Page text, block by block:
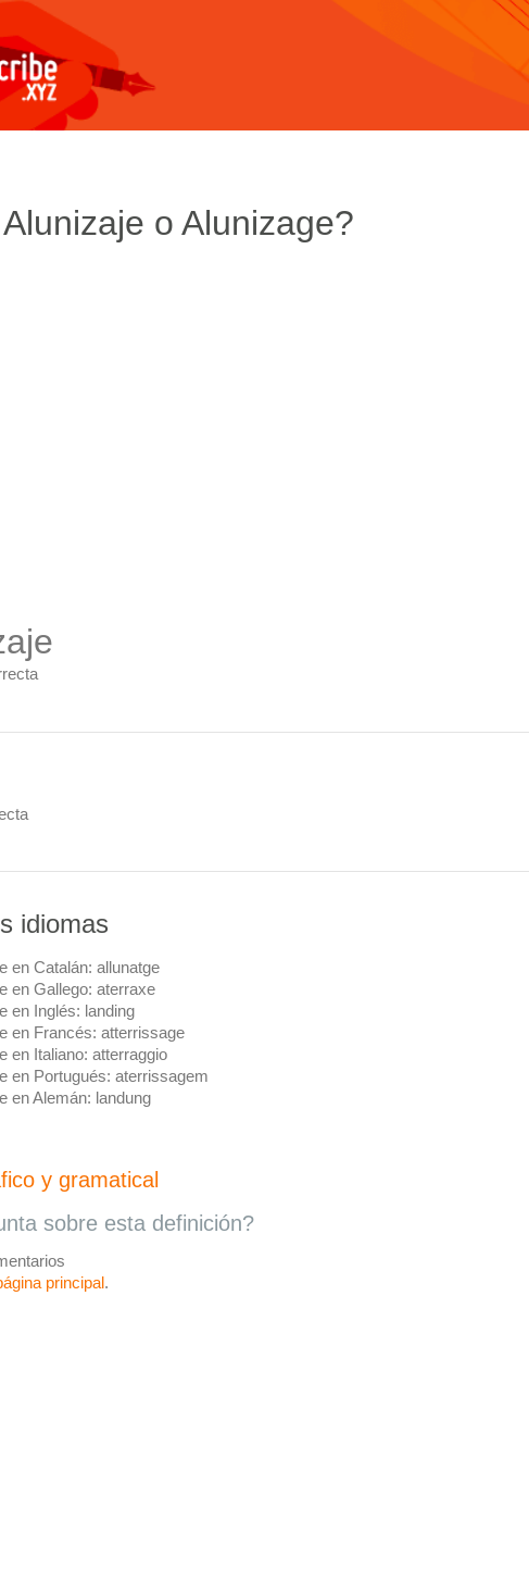
o Alunizage?
idiomas
en Catalán: allunatge
en Gallego: aterraxe
en Inglés: landing
en Francés: atterrissage
en Italiano: atterraggio
en Portugués: aterrissagem
en Alemán: landung
y gramatical
sobre esta definición?
principal.